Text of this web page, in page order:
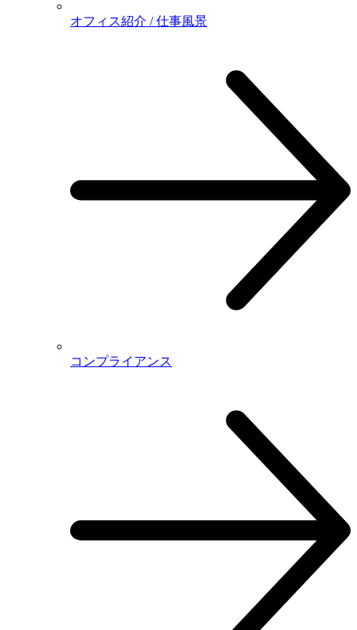
オフィス紹介 / 仕事風景
コンプライアンス